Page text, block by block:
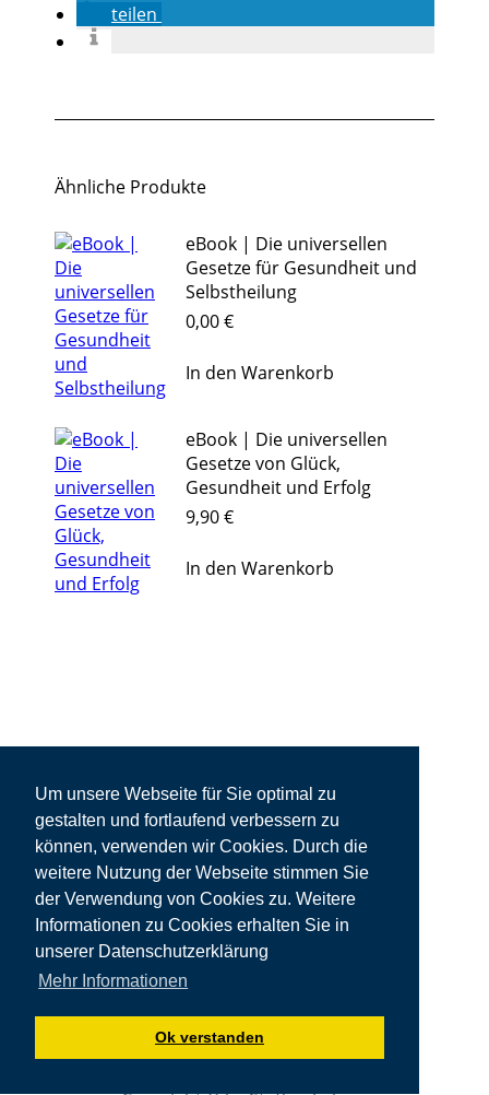
Um unsere Webseite für Sie optimal zu
gestalten und fortlaufend verbessern zu
können, verwenden wir Cookies. Durch die
weitere Nutzung der Webseite stimmen Sie
der Verwendung von Cookies zu. Weitere
Informationen zu Cookies erhalten Sie in
unserer Datenschutzerklärung
Mehr Informationen
Ok verstanden
teilen
Ähnliche Produkte
eBook | Die universellen
Gesetze für Gesundheit und
Selbstheilung
0,00€
In den Warenkorb
eBook | Die universellen
Gesetze von Glück,
Gesundheit und Erfolg
9,90€
In den Warenkorb